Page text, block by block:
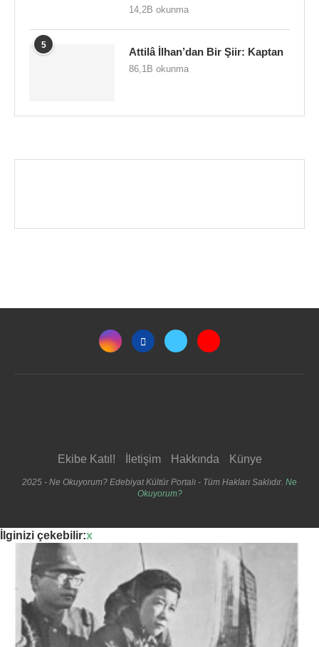
14,2B okunma
5
Attilâ İlhan’dan Bir Şiir: Kaptan
86,1B okunma
Ekibe Katıl! İletişim Hakkında Künye
2025 - Ne Okuyorum? Edebiyat Kültür Portalı - Tüm Hakları Saklıdır. Ne
Okuyorum?
İlginizi çekebilir:x